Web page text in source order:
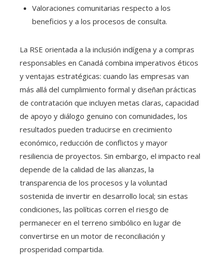
Valoraciones comunitarias respecto a los
beneficios y a los procesos de consulta.
La RSE orientada a la inclusión indígena y a compras
responsables en Canadá combina imperativos éticos
y ventajas estratégicas: cuando las empresas van
más allá del cumplimiento formal y diseñan prácticas
de contratación que incluyen metas claras, capacidad
de apoyo y diálogo genuino con comunidades, los
resultados pueden traducirse en crecimiento
económico, reducción de conflictos y mayor
resiliencia de proyectos. Sin embargo, el impacto real
depende de la calidad de las alianzas, la
transparencia de los procesos y la voluntad
sostenida de invertir en desarrollo local; sin estas
condiciones, las políticas corren el riesgo de
permanecer en el terreno simbólico en lugar de
convertirse en un motor de reconciliación y
prosperidad compartida.